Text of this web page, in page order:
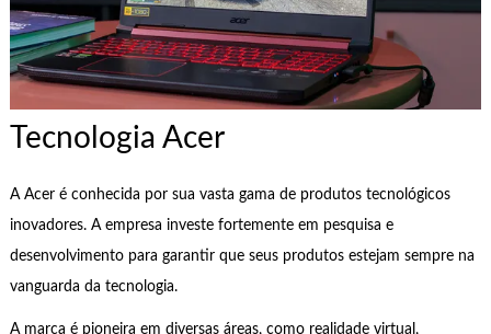
Tecnologia Acer
A Acer é conhecida por sua vasta gama de produtos tecnológicos
inovadores. A empresa investe fortemente em pesquisa e
desenvolvimento para garantir que seus produtos estejam sempre na
vanguarda da tecnologia.
A marca é pioneira em diversas áreas, como realidade virtual,